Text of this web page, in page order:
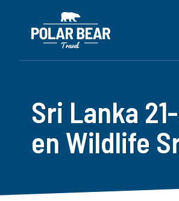
Sri Lanka
en Wildlife